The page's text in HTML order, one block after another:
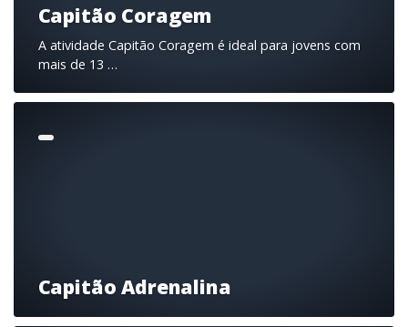
Capitão Coragem
A atividade Capitão Coragem é ideal para jovens com
mais de 13 …
Capitão Adrenalina